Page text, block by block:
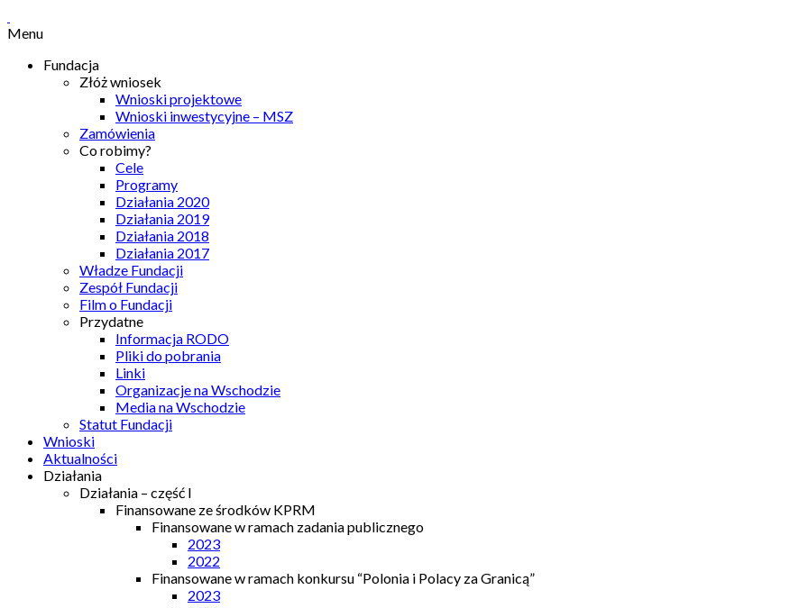
Menu
Fundacja
Złóż wniosek
Wnioski projektowe
Wnioski inwestycyjne – MSZ
Zamówienia
Co robimy?
Cele
Programy
Działania 2020
Działania 2019
Działania 2018
Działania 2017
Władze Fundacji
Zespół Fundacji
Film o Fundacji
Przydatne
Informacja RODO
Pliki do pobrania
Linki
Organizacje na Wschodzie
Media na Wschodzie
Statut Fundacji
Wnioski
Aktualności
Działania
Działania – część I
Finansowane ze środków KPRM
Finansowane w ramach zadania publicznego
2023
2022
Finansowane w ramach konkursu “Polonia i Polacy za Granicą”
2023